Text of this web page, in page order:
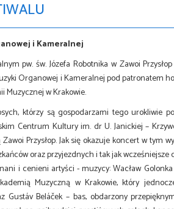
i Kameralnej
pw. św. Józefa Robotnika w Zawoi
Organowej i Kameralnej pod patronatem
Muzycznej w Krakowie.
którzy są gospodarzami tego urokliwie
Centrum Kultury im. dr U. Janickiej –
Przysłop. Jak się okazuje koncert w tym
oraz przyjezdnych i tak jak wcześniejsze
i cenieni artyści - muzycy: Wacław
Muzyczną w Krakowie, który
Beláček – bas, obdarzony